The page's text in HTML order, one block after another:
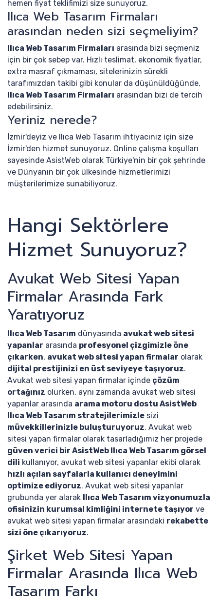
hemen fiyat teklifimizi size sunuyoruz.
Ilıca Web Tasarım Firmaları
arasından neden sizi seçmeliyim?
Ilıca Web Tasarım Firmaları arasında bizi seçmeniz
için bir çok sebep var. Hızlı teslimat, ekonomik fiyatlar,
extra masraf çıkmaması, sitelerinizin sürekli
tarafımızdan takibi gibi konular da düşünüldüğünde,
Ilıca Web Tasarım Firmaları arasından bizi de tercih
edebilirsiniz.
Yeriniz nerede?
İzmir'deyiz ve Ilıca Web Tasarım ihtiyacınız için size
İzmir'den hizmet sunuyoruz. Online çalışma koşulları
sayesinde AsistWeb olarak Türkiye'nin bir çok şehrinde
ve Dünyanın bir çok ülkesinde hizmetlerimizi
müşterilerimize sunabiliyoruz.
Hangi Sektörlere
Hizmet Sunuyoruz?
Avukat Web Sitesi Yapan
Firmalar Arasında Fark
Yaratıyoruz
Ilıca Web Tasarım dünyasında avukat web sitesi
yapanlar arasında profesyonel çizgimizle öne
çıkarken, avukat web sitesi yapan firmalar olarak
dijital prestijinizi en üst seviyeye taşıyoruz.
Avukat web sitesi yapan firmalar içinde çözüm
ortağınız olurken, aynı zamanda avukat web sitesi
yapanlar arasında arama motoru dostu AsistWeb
Ilıca Web Tasarım stratejilerimizle sizi
müvekkillerinizle buluşturuyoruz. Avukat web
sitesi yapan firmalar olarak tasarladığımız her projede
güven verici bir AsistWeb Ilıca Web Tasarım görsel
dili kullanıyor, avukat web sitesi yapanlar ekibi olarak
hızlı açılan sayfalarla kullanıcı deneyimini
optimize ediyoruz. Avukat web sitesi yapanlar
grubunda yer alarak Ilıca Web Tasarım vizyonumuzla
ofisinizin kurumsal kimliğini internete taşıyor ve
avukat web sitesi yapan firmalar arasındaki rekabette
sizi öne çıkarıyoruz.
Şirket Web Sitesi Yapan
Firmalar Arasında Ilıca Web
Tasarım Farkı